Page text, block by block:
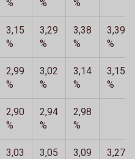
%
%
%
3,15
%
3,29
%
3,38
%
3,39
%
2,99
%
3,02
%
3,14
%
3,15
%
2,90
%
2,94
%
2,98
%
3,03
3,05
3,09
3,27